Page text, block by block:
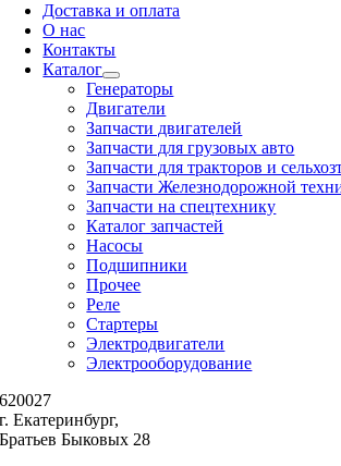
Доставка и оплата
О нас
Контакты
Каталог
Генераторы
Двигатели
Запчасти двигателей
Запчасти для грузовых авто
Запчасти для тракторов и
Запчасти Железнодорожной
Запчасти на спецтехнику
Каталог запчастей
Насосы
Подшипники
Прочее
Реле
Стартеры
Электродвигатели
Электрооборудование
620027
г. Екатеринбург,
Братьев Быковых 28